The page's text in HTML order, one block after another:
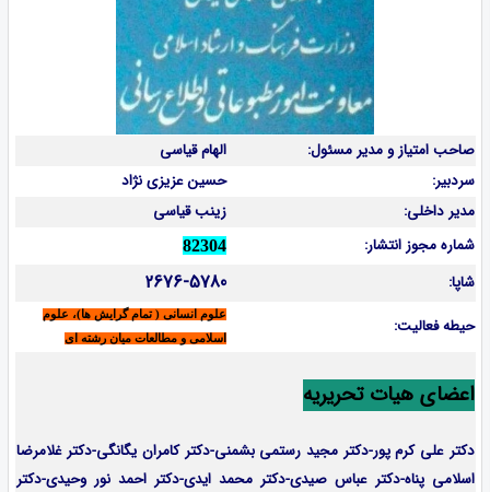
صاحب امتیاز و مدیر مسئول:
الهام قیاسی
سردبیر:
حسین عزیزی نژاد
مدیر داخلی:
زینب قیاسی
شماره مجوز انتشار:
82304
شاپا: 2676-5780
حیطه فعالیت:
علوم انسانی ( تمام گرایش ها)، علوم
اسلامی و مطالعات میان رشته ای
اعضای هیات تحریریه
دکتر علی کرم پور-دکتر مجید رستمی بشمنی-دکتر کامران یگانگی-دکتر غلامرضا
اسلامی پناه-دکتر عباس صیدی-دکتر محمد ایدی-دکتر احمد نور وحیدی-دکتر